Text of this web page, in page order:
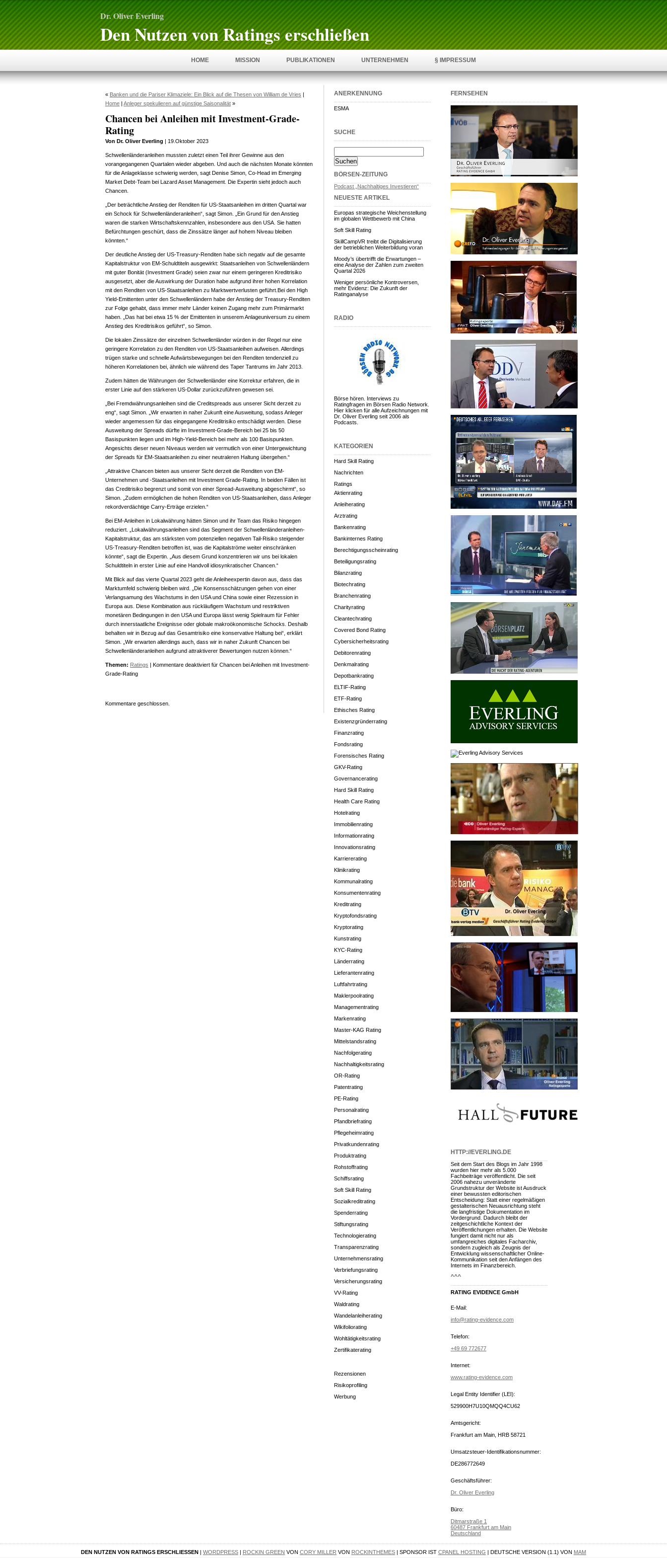
Dr. Oliver Everling
Den Nutzen von Ratings erschließen
HOME MISSION PUBLIKATIONEN UNTERNEHMEN § IMPRESSUM
« Banken und die Pariser Klimaziele: Ein Blick auf die Thesen von William de Vries |
Home | Anleger spekulieren auf günstige Saisonalität »
Chancen bei Anleihen mit Investment-Grade-
Rating
Von Dr. Oliver Everling | 19.Oktober 2023
Schwellenländeranleihen mussten zuletzt einen Teil ihrer Gewinne aus den
vorangegangenen Quartalen wieder abgeben. Und auch die nächsten Monate könnten
für die Anlageklasse schwierig werden, sagt Denise Simon, Co-Head im Emerging
Market Debt-Team bei Lazard Asset Management. Die Expertin sieht jedoch auch
Chancen.
„Der beträchtliche Anstieg der Renditen für US-Staatsanleihen im dritten Quartal war
ein Schock für Schwellenländeranleihen“, sagt Simon. „Ein Grund für den Anstieg
waren die starken Wirtschaftskennzahlen, insbesondere aus den USA. Sie hatten
Befürchtungen geschürt, dass die Zinssätze länger auf hohem Niveau bleiben
könnten.“
Der deutliche Anstieg der US-Treasury-Renditen habe sich negativ auf die gesamte
Kapitalstruktur von EM-Schuldtiteln ausgewirkt: Staatsanleihen von Schwellenländern
mit guter Bonität (Investment Grade) seien zwar nur einem geringeren Kreditrisiko
ausgesetzt, aber die Auswirkung der Duration habe aufgrund ihrer hohen Korrelation
mit den Renditen von US-Staatsanleihen zu Marktwertverlusten geführt.Bei den High
Yield-Emittenten unter den Schwellenländern habe der Anstieg der Treasury-Renditen
zur Folge gehabt, dass immer mehr Länder keinen Zugang mehr zum Primärmarkt
haben. „Das hat bei etwa 15 % der Emittenten in unserem Anlageuniversum zu einem
Anstieg des Kreditrisikos geführt“, so Simon.
Die lokalen Zinssätze der einzelnen Schwellenländer würden in der Regel nur eine
geringere Korrelation zu den Renditen von US-Staatsanleihen aufweisen. Allerdings
trügen starke und schnelle Aufwärtsbewegungen bei den Renditen tendenziell zu
höheren Korrelationen bei, ähnlich wie während des Taper Tantrums im Jahr 2013.
Zudem hätten die Währungen der Schwellenländer eine Korrektur erfahren, die in
erster Linie auf den stärkeren US-Dollar zurückzuführen gewesen sei.
„Bei Fremdwährungsanleihen sind die Creditspreads aus unserer Sicht derzeit zu
eng“, sagt Simon. „Wir erwarten in naher Zukunft eine Ausweitung, sodass Anleger
wieder angemessen für das eingegangene Kreditrisiko entschädigt werden. Diese
Ausweitung der Spreads dürfte im Investment-Grade-Bereich bei 25 bis 50
Basispunkten liegen und im High-Yield-Bereich bei mehr als 100 Basispunkten.
Angesichts dieser neuen Niveaus werden wir vermutlich von einer Untergewichtung
der Spreads für EM-Staatsanleihen zu einer neutraleren Haltung übergehen.“
„Attraktive Chancen bieten aus unserer Sicht derzeit die Renditen von EM-
Unternehmen und -Staatsanleihen mit Investment Grade-Rating. In beiden Fällen ist
das Creditrisiko begrenzt und somit von einer Spread-Ausweitung abgeschirmt“, so
Simon. „Zudem ermöglichen die hohen Renditen von US-Staatsanleihen, dass Anleger
rekordverdächtige Carry-Erträge erzielen.“
Bei EM-Anleihen in Lokalwährung hätten Simon und ihr Team das Risiko hingegen
reduziert. „Lokalwährungsanleihen sind das Segment der Schwellenländeranleihen-
Kapitalstruktur, das am stärksten vom potenziellen negativen Tail-Risiko steigender
US-Treasury-Renditen betroffen ist, was die Kapitalströme weiter einschränken
könnte“, sagt die Expertin. „Aus diesem Grund konzentrieren wir uns bei lokalen
Schuldtiteln in erster Linie auf eine Handvoll idiosynkratischer Chancen.“
Mit Blick auf das vierte Quartal 2023 geht die Anleiheexpertin davon aus, dass das
Marktumfeld schwierig bleiben wird. „Die Konsensschätzungen gehen von einer
Verlangsamung des Wachstums in den USA und China sowie einer Rezession in
Europa aus. Diese Kombination aus rückläufigem Wachstum und restriktiven
monetären Bedingungen in den USA und Europa lässt wenig Spielraum für Fehler
durch innerstaatliche Ereignisse oder globale makroökonomische Schocks. Deshalb
behalten wir in Bezug auf das Gesamtrisiko eine konservative Haltung bei“, erklärt
Simon. „Wir erwarten allerdings auch, dass wir in naher Zukunft Chancen bei
Schwellenländeranleihen aufgrund attraktiverer Bewertungen nutzen können.“
Themen: Ratings | Kommentare deaktiviert für Chancen bei Anleihen mit Investment-
Grade-Rating
Kommentare geschlossen.
ANERKENNUNG
ESMA
SUCHE
BÖRSEN-ZEITUNG
Podcast „Nachhaltiges Investieren“
NEUESTE ARTIKEL
Europas strategische Weichenstellung
im globalen Wettbewerb mit China
Soft Skill Rating
SkillCampVR treibt die Digitalisierung
der betrieblichen Weiterbildung voran
Moody’s übertrifft die Erwartungen –
eine Analyse der Zahlen zum zweiten
Quartal 2026
Weniger persönliche Kontroversen,
mehr Evidenz: Die Zukunft der
Ratinganalyse
RADIO
Börse hören. Interviews zu
Ratingfragen im Börsen Radio Network.
Hier klicken für alle Aufzeichnungen mit
Dr. Oliver Everling seit 2006 als
Podcasts.
KATEGORIEN
Hard Skill Rating
Nachrichten
Ratings
Aktienrating
Anleiherating
Arztrating
Bankenrating
Bankinternes Rating
Berechtigungsscheinrating
Beteiligungsrating
Bilanzrating
Biotechrating
Branchenrating
Charityrating
Cleantechrating
Covered Bond Rating
Cybersicherheitsrating
Debitorenrating
Denkmalrating
Depotbankrating
ELTIF-Rating
ETF-Rating
Ethisches Rating
Existenzgründerrating
Finanzrating
Fondsrating
Forensisches Rating
GKV-Rating
Governancerating
Hard Skill Rating
Health Care Rating
Hotelrating
Immobilienrating
Informationrating
Innovationsrating
Karriererating
Klinikrating
Kommunalrating
Konsumentenrating
Kreditrating
Kryptofondsrating
Kryptorating
Kunstrating
KYC-Rating
Länderrating
Lieferantenrating
Luftfahrtrating
Maklerpoolrating
Managementrating
Markenrating
Master-KAG Rating
Mittelstandsrating
Nachfolgerating
Nachhaltigkeitsrating
OR-Rating
Patentrating
PE-Rating
Personalrating
Pfandbriefrating
Pflegeheimrating
Privatkundenrating
Produktrating
Rohstoffrating
Schiffsrating
Soft Skill Rating
Sozialkreditrating
Spenderrating
Stiftungsrating
Technologierating
Transparenzrating
Unternehmensrating
Verbriefungsrating
Versicherungsrating
VV-Rating
Waldrating
Wandelanleiherating
Wikifoliorating
Wohltätigkeitsrating
Zertifikaterating
Rezensionen
Risikoprofiling
Werbung
FERNSEHEN
HTTP://EVERLING.DE
Seit dem Start des Blogs im Jahr 1998
wurden hier mehr als 5.000
Fachbeiträge veröffentlicht. Die seit
2006 nahezu unveränderte
Grundstruktur der Website ist Ausdruck
einer bewussten editorischen
Entscheidung: Statt einer regelmäßigen
gestalterischen Neuausrichtung steht
die langfristige Dokumentation im
Vordergrund. Dadurch bleibt der
zeitgeschichtliche Kontext der
Veröffentlichungen erhalten. Die Website
fungiert damit nicht nur als
umfangreiches digitales Facharchiv,
sondern zugleich als Zeugnis der
Entwicklung wissenschaftlicher Online-
Kommunikation seit den Anfängen des
Internets im Finanzbereich.
^^^
RATING EVIDENCE GmbH
E-Mail:
info@rating-evidence.com
Telefon:
+49 69 772677
Internet:
www.rating-evidence.com
Legal Entity Identifier (LEI):
529900H7U10QMQQ4CU62
Amtsgericht:
Frankfurt am Main, HRB 58721
Umsatzsteuer-Identifikationsnummer:
DE286772649
Geschäftsführer:
Dr. Oliver Everling
Büro:
Ditmarstraße 1
60487 Frankfurt am Main
Deutschland
DEN NUTZEN VON RATINGS ERSCHLIESSEN | WORDPRESS | ROCKIN GREEN VON CORY MILLER VON ROCKINTHEMES | SPONSOR IST CPANEL HOSTING | DEUTSCHE VERSION (1.1) VON MAM